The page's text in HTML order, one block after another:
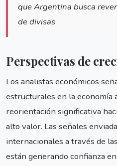
que Argentina busca
de divisas
Perspectivas de
Los analistas económicos
estructurales en la
reorientación significativa
alto valor. Las señales
internacionales a través de
están generando confianza